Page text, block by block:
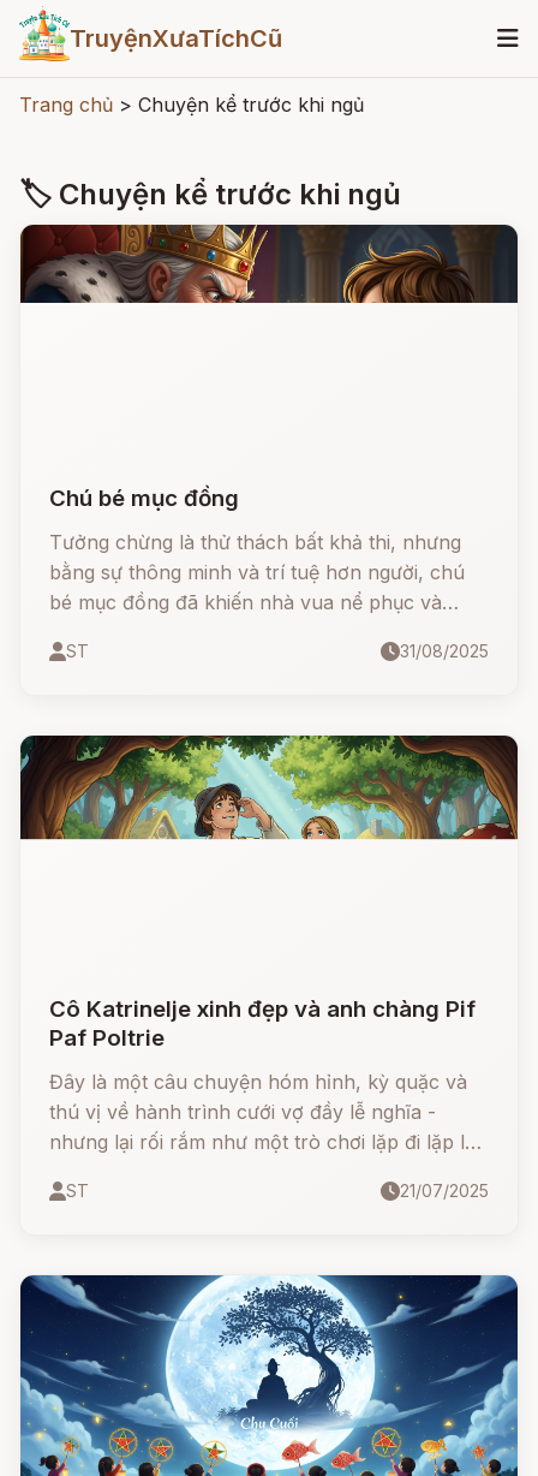
TruyệnXưaTíchCũ
Trang chủ > Chuyện kể trước khi ngủ
🏷 Chuyện kể trước khi ngủ
Chú bé mục đồng
Tưởng chừng là thử thách bất khả thi, nhưng
bằng sự thông minh và trí tuệ hơn người, chú
bé mục đồng đã khiến nhà vua nể phục và
vua.
ST 31/08/2025
Cô Katrinelje xinh đẹp và anh chàng Pif
Paf Poltrie
Đây là một câu chuyện hóm hỉnh, kỳ quặc và
thú vị về hành trình cưới vợ đầy lễ nghĩa -
nhưng lại rối rắm như một trò chơi lặp đi lặp lại.
dân gian Đức, với lối dẫn dí dỏm và nhân vật có
ST 21/07/2025